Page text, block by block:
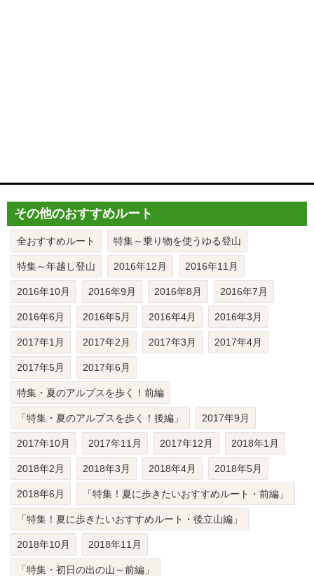
その他のおすすめルート
全おすすめルート 特集～乗り物を使うゆる登山
特集～年越し登山 2016年12月 2016年11月
2016年10月 2016年9月 2016年8月 2016年7月
2016年6月 2016年5月 2016年4月 2016年3月
2017年1月 2017年2月 2017年3月 2017年4月
2017年5月 2017年6月
特集・夏のアルプスを歩く！前編
「特集・夏のアルプスを歩く！後編」 2017年9月
2017年10月 2017年11月 2017年12月 2018年1月
2018年2月 2018年3月 2018年4月 2018年5月
2018年6月 「特集！夏に歩きたいおすすめルート・前編」
「特集！夏に歩きたいおすすめルート・後立山編」
2018年10月 2018年11月
「特集・初日の出の山～前編」